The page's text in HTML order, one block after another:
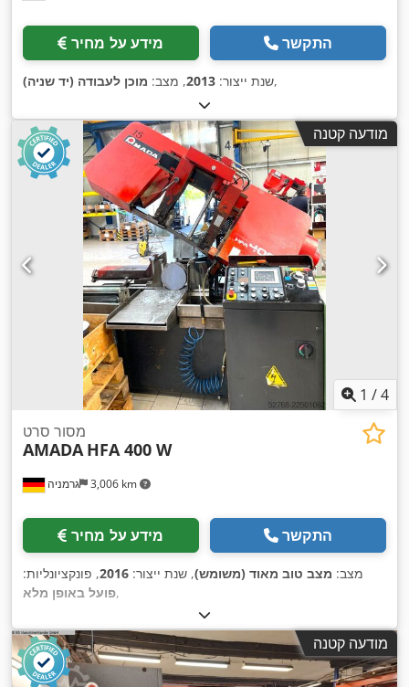
מידע על מחיר התקשר
שנת ייצור: 2013, מצב: מוכן לעבודה (יד שניה) ,
מודעה קטנה
1 /4
גרמניה 3,006 km
מסור סרט
AMADA HFA 400 W
מידע על מחיר התקשר
מצב: מצב טוב מאוד (משומש), שנת ייצור: 2016, פונקציונליות:
פועל באופן מלא,
מודעה קטנה